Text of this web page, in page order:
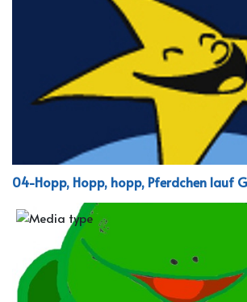
04-Hopp, Hopp, hopp, Pferdchen lauf